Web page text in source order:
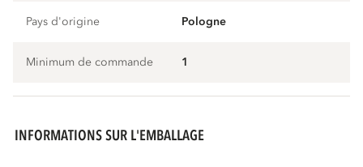
Pays d'origine Pologne
Minimum de commande 1
INFORMATIONS SUR L'EMBALLAGE